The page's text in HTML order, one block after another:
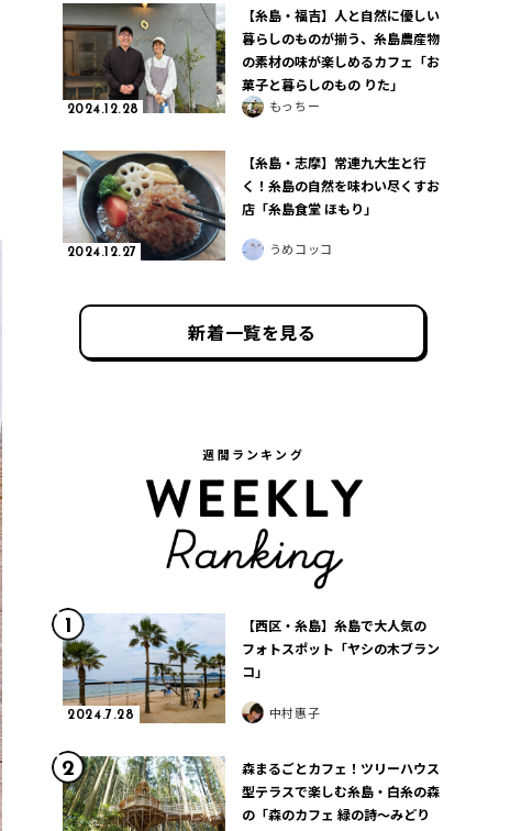
2024.12.28
【糸島・福吉】人と自然に優しい
暮らしのものが揃う、糸島農産物
の素材の味が楽しめるカフェ「お
菓子と暮らしのもの りた」
もっちー
2024.12.27
【糸島・志摩】常連九大生と行
く！糸島の自然を味わい尽くすお
店「糸島食堂 ほもり」
うめコッコ
新着一覧を見る
週間ランキング
1
2024.7.28
【西区・糸島】糸島で大人気の
フォトスポット「ヤシの木ブラン
コ」
中村惠子
2
森まるごとカフェ！ツリーハウス
型テラスで楽しむ糸島・白糸の森
の「森のカフェ 緑の詩〜みどり